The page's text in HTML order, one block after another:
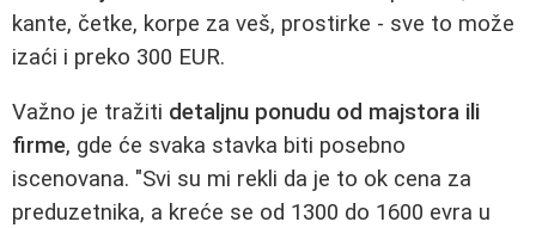
kante, četke, korpe za veš, prostirke - sve to može
izaći i preko 300 EUR.
Važno je tražiti detaljnu ponudu od majstora ili
firme, gde će svaka stavka biti posebno
iscenovana. "Svi su mi rekli da je to ok cena za
preduzetnika, a kreće se od 1300 do 1600 evra u